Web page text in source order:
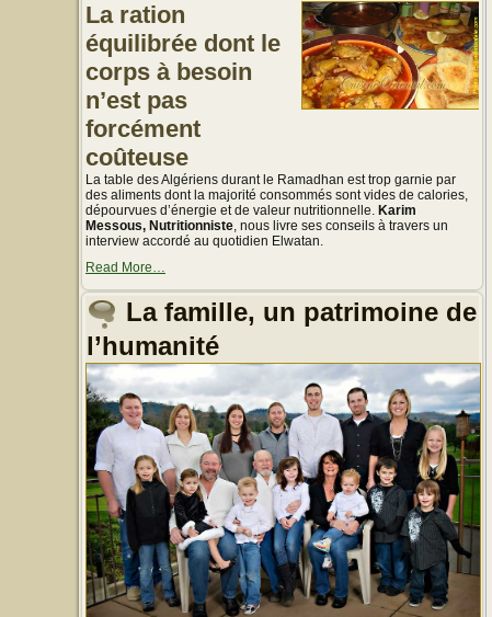
La ration
équilibrée dont le
corps à besoin
n’est pas
forcément
coûteuse
La table des Algériens durant le Ramadhan est trop garnie par
des aliments dont la majorité consommés sont vides de calories,
dépourvues d’énergie et de valeur nutritionnelle. Karim
Messous, Nutritionniste, nous livre ses conseils à travers un
interview accordé au quotidien Elwatan.
Read More
table
trop
durant
le
de
Ramadhan,
Conseils
d’un
nutritionniste »
…
La famille, un patrimoine de
l’humanité